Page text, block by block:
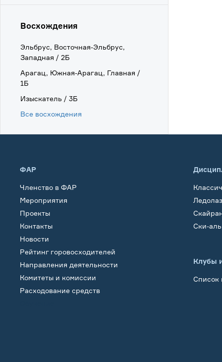
Восхождения
Эльбрус, Восточная-Эльбрус,
Западная / 2Б
Арагац, Южная-Арагац, Главная /
1Б
Изыскатель / 3Б
Все восхождения
ФАР
Членство в ФАР
Мероприятия
Проекты
Контакты
Новости
Рейтинг горовосходителей
Направления деятельности
Комитеты и комиссии
Расходование средств
Ски-
Клубы
Список